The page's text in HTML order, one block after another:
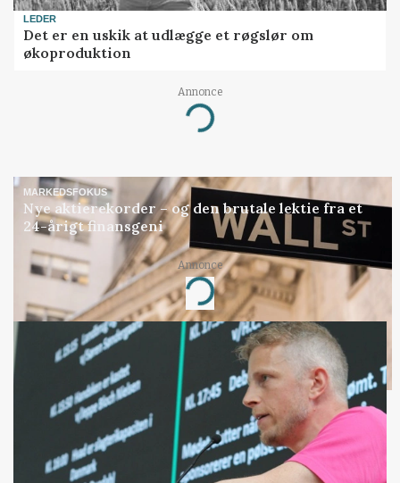
LEDER
Det er en uskik at udlægge et røgslør om
økoproduktion
Annonce
Loading...
MARKEDSFOKUS
Nye aktierekorder – og den brutale lektie fra et
24-årigt finansgeni
Annonce
Loading...